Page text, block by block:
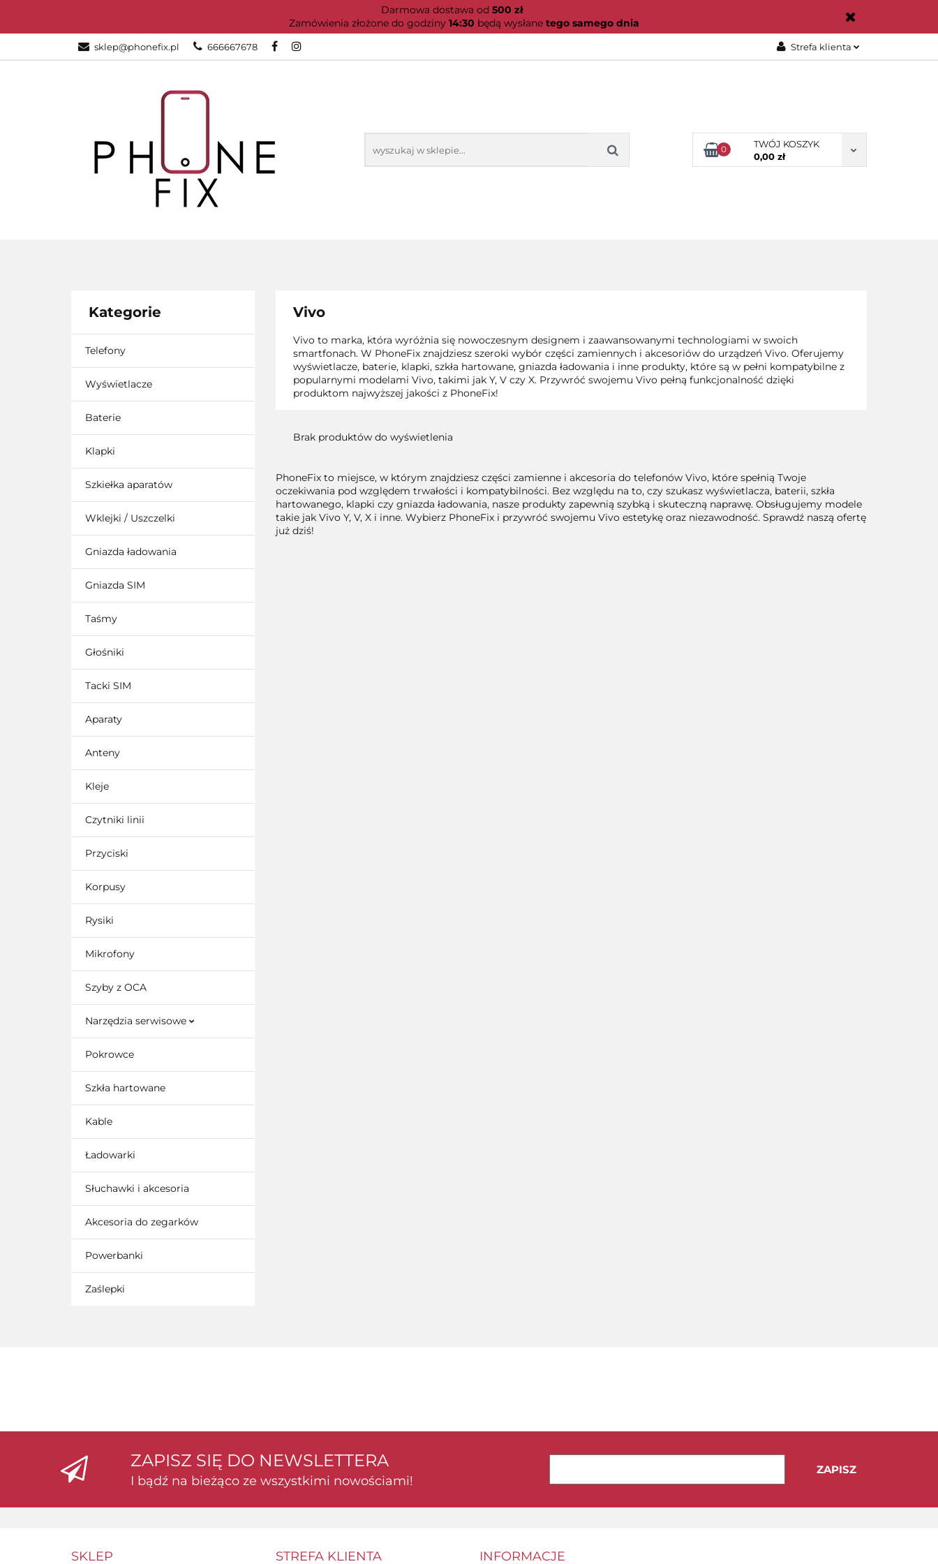
Darmowa dostawa od 500 zł
Zamówienia złożone do godziny 14:30 będą wysłane tego samego dnia
sklep@phonefix.pl 666667678 Strefa klienta
Zgody cookies
0
TWÓJ KOSZYK
0,00 zł
PRODUCENCI TELEFONY BESTSELLERY NOWOŚCI
AKCESORIA NARZĘDZIA
Kategorie
Telefony
Wyświetlacze
Baterie
Klapki
Szkiełka aparatów
Wklejki / Uszczelki
Gniazda ładowania
Gniazda SIM
Taśmy
Głośniki
Tacki SIM
Aparaty
Anteny
Kleje
Czytniki linii
Przyciski
Korpusy
Rysiki
Mikrofony
Szyby z OCA
Narzędzia serwisowe
Pokrowce
Szkła hartowane
Kable
Ładowarki
Słuchawki i akcesoria
Akcesoria do zegarków
Powerbanki
Zaślepki
Vivo
Vivo to marka, która wyróżnia się nowoczesnym designem i zaawansowanymi technologiami w swoich
smartfonach. W PhoneFix znajdziesz szeroki wybór części zamiennych i akcesoriów do urządzeń Vivo. Oferujemy
wyświetlacze, baterie, klapki, szkła hartowane, gniazda ładowania i inne produkty, które są w pełni kompatybilne z
popularnymi modelami Vivo, takimi jak Y, V czy X. Przywróć swojemu Vivo pełną funkcjonalność dzięki
produktom najwyższej jakości z PhoneFix!
Brak produktów do wyświetlenia
PhoneFix to miejsce, w którym znajdziesz części zamienne i akcesoria do telefonów Vivo, które spełnią Twoje
oczekiwania pod względem trwałości i kompatybilności. Bez względu na to, czy szukasz wyświetlacza, baterii, szkła
hartowanego, klapki czy gniazda ładowania, nasze produkty zapewnią szybką i skuteczną naprawę. Obsługujemy modele
takie jak Vivo Y, V, X i inne. Wybierz PhoneFix i przywróć swojemu Vivo estetykę oraz niezawodność. Sprawdź naszą ofertę
już dziś!
ZAPISZ SIĘ DO NEWSLETTERA
I bądź na bieżąco ze wszystkimi nowościami!
SKLEP STREFA KLIENTA INFORMACJE